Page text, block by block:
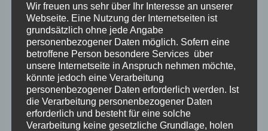
beschreibt Anja, die auch zahlreiche andere
Publikationen geschrieben hat, die oft
lebenslangen Auswirkungen der von
Verschickung Betroffenen, aber auch die ersten
Schritte der Aufarbeitung. Das Thema ist in der
Zwischenzeit u.a. von der Bundeszentrale für
politische Bildung, von Medien und von der
Politik aufgenommen worden. Es betrifft nicht
Wir freuen uns sehr über Ihr Interesse an unserer
Webseite. Eine Nutzung der Internetseiten ist
grundsätzlich ohne jede Angabe
personenbezogener Daten möglich. Sofern eine
betroffene Person besondere Services über
unsere Internetseite in Anspruch nehmen möchte,
könnte jedoch eine Verarbeitung
personenbezogener Daten erforderlich werden. Ist
die Verarbeitung personenbezogener Daten
erforderlich und besteht für eine solche
Verarbeitung keine gesetzliche Grundlage, holen